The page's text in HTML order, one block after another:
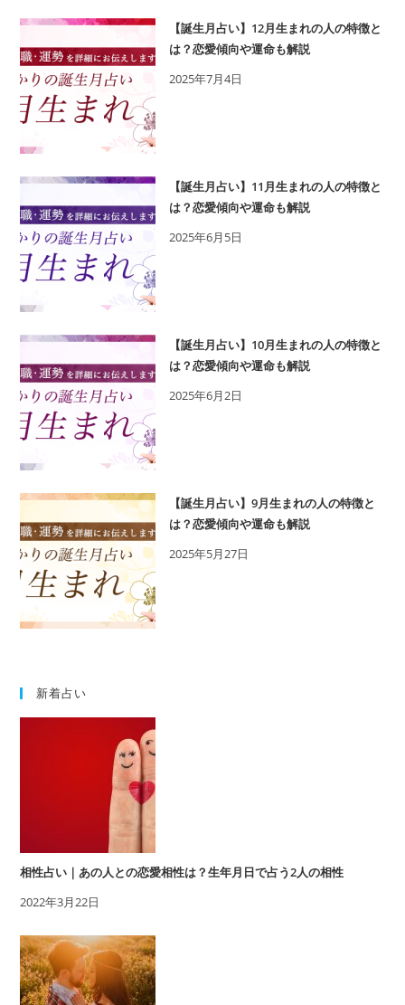
【誕生月占い】12月生まれの人の特徴と
は？恋愛傾向や運命も解説
2025年7月4日
【誕生月占い】11月生まれの人の特徴と
は？恋愛傾向や運命も解説
2025年6月5日
【誕生月占い】10月生まれの人の特徴と
は？恋愛傾向や運命も解説
2025年6月2日
【誕生月占い】9月生まれの人の特徴と
は？恋愛傾向や運命も解説
2025年5月27日
新着占い
相性占い｜あの人との恋愛相性は？生年月日で占う2人の相性
2022年3月22日